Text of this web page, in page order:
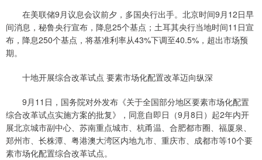
在美联储9月议息会议前夕，多国央行出手。北京时间9月12日早
间消息，秘鲁央行宣布，降息25个基点；土耳其央行当地时间11日宣
布，降息250个基点，将基准利率从43%下调至40.5%，超出市场预
期。
十地开展综合改革试点 要素市场化配置改革迈向纵深
9月11日，国务院对外发布《关于全国部分地区要素市场化配置
综合改革试点实施方案的批复》，同意自即日（9月8日）起2年内开
展北京城市副中心、苏南重点城市、杭甬温、合肥都市圈、福厦泉、
郑州市、长株潭、粤港澳大湾区内地九市、重庆市、成都市等10个要
素市场化配置综合改革试点。